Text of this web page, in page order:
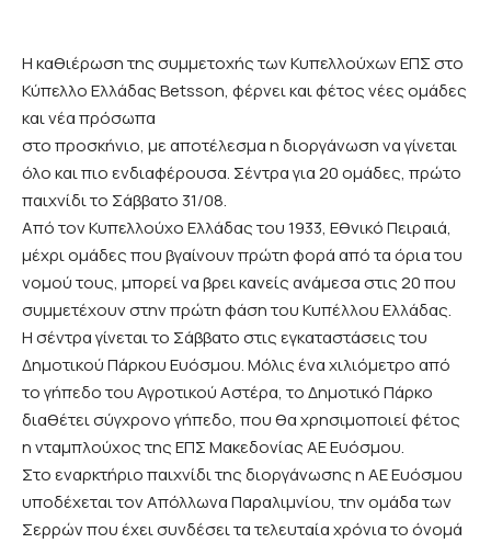
Η καθιέρωση της συμμετοχής των Κυπελλούχων ΕΠΣ στο
Κύπελλο Ελλάδας Betsson, φέρνει και φέτος νέες ομάδες
και νέα πρόσωπα
στο προσκήνιο, με αποτέλεσμα η διοργάνωση να γίνεται
όλο και πιο ενδιαφέρουσα. Σέντρα για 20 ομάδες, πρώτο
παιχνίδι το Σάββατο 31/08.
Από τον Κυπελλούχο Ελλάδας του 1933, Εθνικό Πειραιά,
μέχρι ομάδες που βγαίνουν πρώτη φορά από τα όρια του
νομού τους, μπορεί να βρει κανείς ανάμεσα στις 20 που
συμμετέχουν στην πρώτη φάση του Κυπέλλου Ελλάδας.
Η σέντρα γίνεται το Σάββατο στις εγκαταστάσεις του
Δημοτικού Πάρκου Ευόσμου. Μόλις ένα χιλιόμετρο από
το γήπεδο του Αγροτικού Αστέρα, το Δημοτικό Πάρκο
διαθέτει σύγχρονο γήπεδο, που θα χρησιμοποιεί φέτος
η νταμπλούχος της ΕΠΣ Μακεδονίας ΑΕ Ευόσμου.
Στο εναρκτήριο παιχνίδι της διοργάνωσης η ΑΕ Ευόσμου
υποδέχεται τον Απόλλωνα Παραλιμνίου, την ομάδα των
Σερρών που έχει συνδέσει τα τελευταία χρόνια το όνομά